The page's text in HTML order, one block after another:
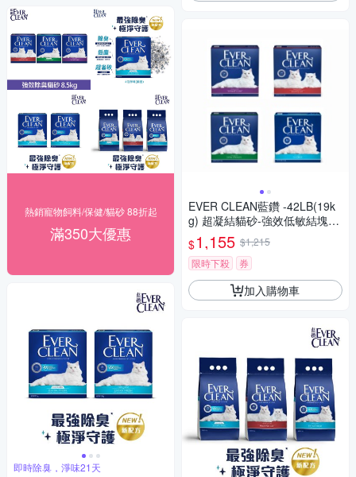
熱銷寵物飼料/保健/貓砂 88折起
滿350大優惠
即時除臭，淨味21天
EVER CLEAN藍鑽 -42LB(19k
g) 超凝結貓砂-強效低敏結塊-
綠標 (1EC32-010123)
$1,155 $1,215
限時下殺
券
加入購物車